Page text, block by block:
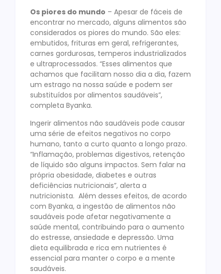
Os piores do mundo – Apesar de fáceis de
encontrar no mercado, alguns alimentos são
considerados os piores do mundo. São eles:
embutidos, frituras em geral, refrigerantes,
carnes gordurosas, temperos industrializados
e ultraprocessados. “Esses alimentos que
achamos que facilitam nosso dia a dia, fazem
um estrago na nossa saúde e podem ser
substituídos por alimentos saudáveis”,
completa Byanka.
Ingerir alimentos não saudáveis pode causar
uma série de efeitos negativos no corpo
humano, tanto a curto quanto a longo prazo.
“Inflamação, problemas digestivos, retenção
de líquido são alguns impactos. Sem falar na
própria obesidade, diabetes e outras
deficiências nutricionais”, alerta a
nutricionista. Além desses efeitos, de acordo
com Byanka, a ingestão de alimentos não
saudáveis pode afetar negativamente a
saúde mental, contribuindo para o aumento
do estresse, ansiedade e depressão. Uma
dieta equilibrada e rica em nutrientes é
essencial para manter o corpo e a mente
saudáveis.